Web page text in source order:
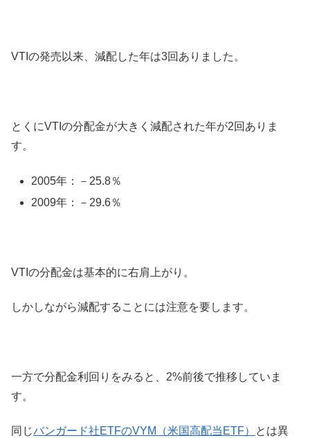
VTIの発売以来、減配した年は3回ありました。
とくにVTIの分配金が大きく減配された年が2回ありま
す。
2005年：－25.8％
2009年：－29.6％
VTIの分配金は基本的に右肩上がり。
しかしながら減配することには注意を要します。
一方で分配金利回りをみると、2%前後で推移していま
す。
同じバンガード社ETFのVYM（米国高配当ETF）
とは異